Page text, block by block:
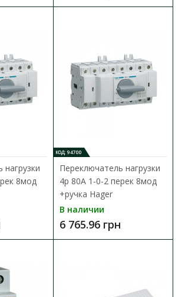
Hager SFT240 двухполюсный, номинальный
модуля. Служит для..
В КОРЗИНУ
В сравнения
В закладки
8мод
КОД: 94700
Переключатель нагрузки
4p 80А 1-0-2 перек 8мод
+ручка Hager
В наличии
6 765.96 грн